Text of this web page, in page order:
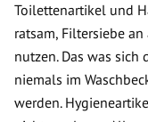
Toilettenartikel und
ratsam, Filtersiebe
nutzen. Das was
niemals im
werden.